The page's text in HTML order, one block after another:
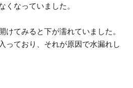
くなっていました。
けてみると下が濡れていました。
っており、それが原因で水漏れし